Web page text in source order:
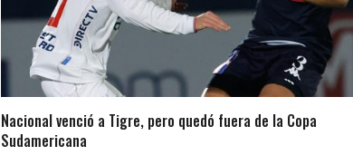
Nacional venció a Tigre, pero quedó fuera de la Copa
Sudamericana